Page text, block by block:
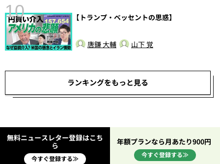
10 【トランプ・ベッセントの思惑】
唐鎌 大輔 山下 覚
ランキングをもっと見る
無料ニュースレター登録はこち
ら
今すぐ登録する≫
年額プランなら月あたり900円
今すぐ登録する≫